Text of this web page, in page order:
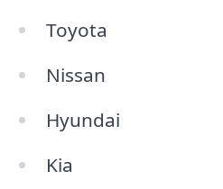
Toyota
Nissan
Hyundai
Kia